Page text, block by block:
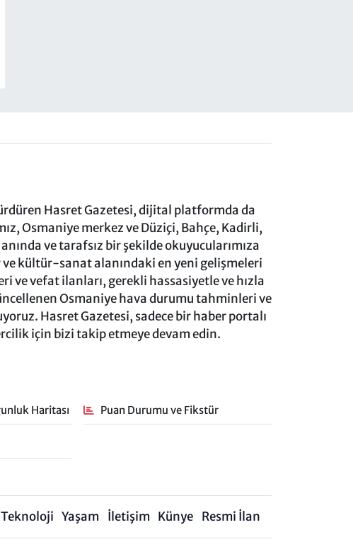
Hasret Gazetesi, dijital platformda da
Osmaniye merkez ve Düziçi, Bahçe, Kadirli,
ve tarafsız bir şekilde okuyucularımıza
kültür-sanat alanındaki en yeni gelişmeleri
ve vefat ilanları, gerekli hassasiyetle ve hızla
Osmaniye hava durumu tahminleri ve
Hasret Gazetesi, sadece bir haber portalı
için bizi takip etmeye devam edin.
Haritası Puan Durumu ve Fikstür
Teknoloji Yaşam İletişim Künye Resmi İlan